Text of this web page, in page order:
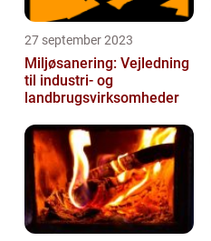
27 september 2023
Miljøsanering: Vejledning
til industri- og
landbrugsvirksomheder